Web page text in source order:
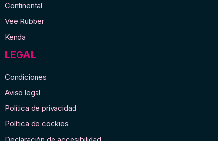
Continental
Vee Rubber
Kenda
LEGAL
Condiciones
Aviso legal
Política de privacidad
Política de cookies
Declaración de accesibilidad